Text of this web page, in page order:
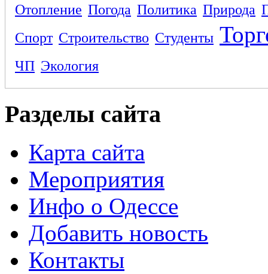
Отопление Погода Политика Природа
Спорт Строительство Студенты
ЧП Экология
Разделы сайта
Карта сайта
Мероприятия
Инфо о Одессе
Добавить новость
Контакты